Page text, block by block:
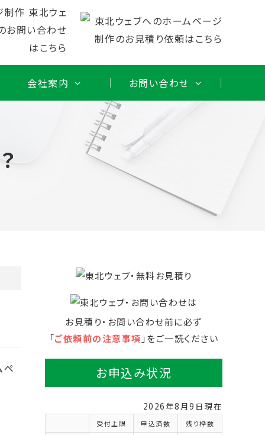
会社案内 お問い合わせ
ペ
お見積り・お問い合わせ前に必ず
「ご依頼前の注意事項 」をご一読ください
お申込み状況
2026年8月9日現在
受付上限 申込済数 残り枠数